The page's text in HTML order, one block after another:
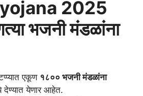
2025
भजनी मंडळांना
एकूण १८०० भजनी मंडळांना
येणार आहेत.